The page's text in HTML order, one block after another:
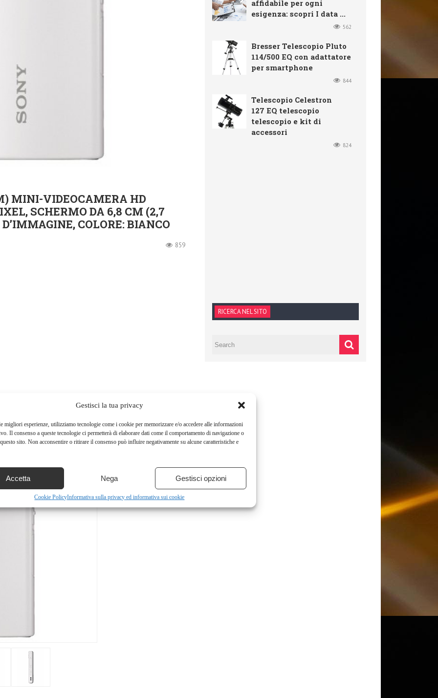
Gestisci la tua privacy
migliori esperienze, utilizziamo tecnologie come i cookie per memorizzare e/o accedere alle informazioni
Il consenso a queste tecnologie ci permetterà di elaborare dati come il comportamento di navigazione o
sito. Non acconsentire o ritirare il consenso può influire negativamente su alcune caratteristiche e
Accetta Nega Gestisci opzioni
Cookie PolicyInformativa sulla privacy ed informativa sui cookie
MINI-VIDEOCAMERA HD
SCHERMO DA 6,8 CM (2,7
COLORE: BIANCO
859
affidabile per ogni
esigenza: scopri I data ...
562
Bresser Telescopio Pluto
114/500 EQ con adattatore
per smartphone
844
Telescopio Celestron
127 EQ telescopio
telescopio e kit di
accessori
824
RICERCA NEL SITO